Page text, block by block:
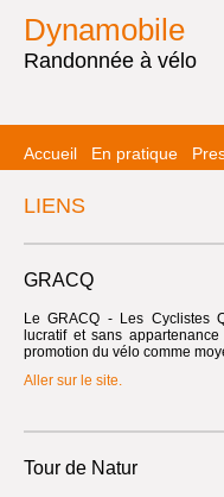
Dynamobile
Randonnée à vélo
Accueil En pratique
LIENS
GRACQ
Le GRACQ - Les Cyclistes
lucratif et sans
promotion du vélo comme
Aller sur le site.
Tour de Natur